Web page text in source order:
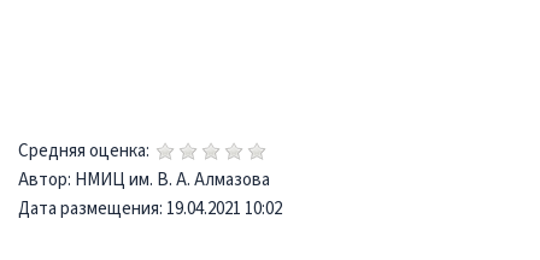
Средняя оценка:
Автор: НМИЦ им. В. А. Алмазова
Дата размещения: 19.04.2021 10:02